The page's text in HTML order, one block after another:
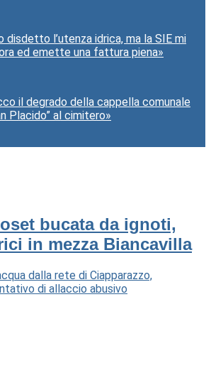
disdetto l’utenza idrica, ma la SIE mi
ed emette una fattura piena»
il degrado della cappella comunale
Placido” al cimitero»
bucata da ignoti,
in mezza Biancavilla
dalla rete di Ciapparazzo,
di allaccio abusivo